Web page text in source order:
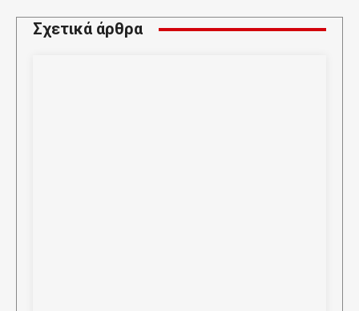
Σχετικά άρθρα